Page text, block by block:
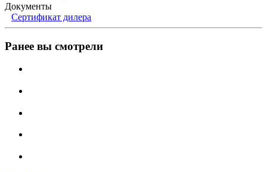
Документы
Сертификат дилера
Ранее вы смотрели